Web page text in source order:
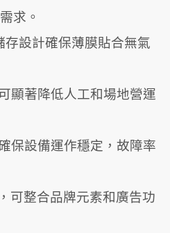
求。
存設計確保薄膜貼合無氣
顯著降低人工和場地營運
保設備運作穩定，故障率
可整合品牌元素和廣告功